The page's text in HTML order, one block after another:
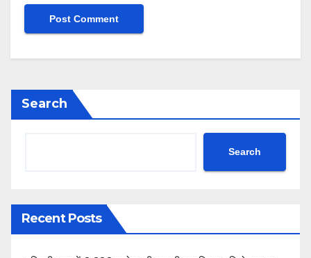
Search
Search
Recent Posts